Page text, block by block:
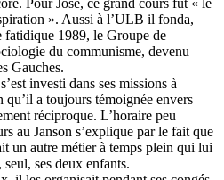
Pour José, ce grand cours fut « le
». Aussi à l’ULB il fonda,
fatidique 1989, le Groupe de
du communisme, devenu
Gauches.
investi dans ses missions à
a toujours témoignée envers
réciproque. L’horaire peu
au Janson s’explique par le fait que
un autre métier à temps plein qui lui
ses deux enfants.